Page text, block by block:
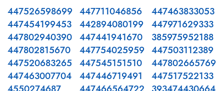
447526598699
447454199453
447802940390
447802815670
447520683265
447463007704
447711046856
442894080199
447441941670
447754025959
447545151510
447446719491
447463833053
447971629333
385975952188
447503112389
447802665769
447517522133